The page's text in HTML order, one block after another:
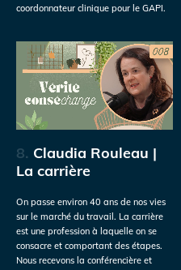
coordonnateur clinique pour le GAPI.
8. Claudia Rouleau |
La carrière
On passe environ 40 ans de nos vies
sur le marché du travail. La carrière
est une profession à laquelle on se
consacre et comportant des étapes.
Nous recevons la conférencière et